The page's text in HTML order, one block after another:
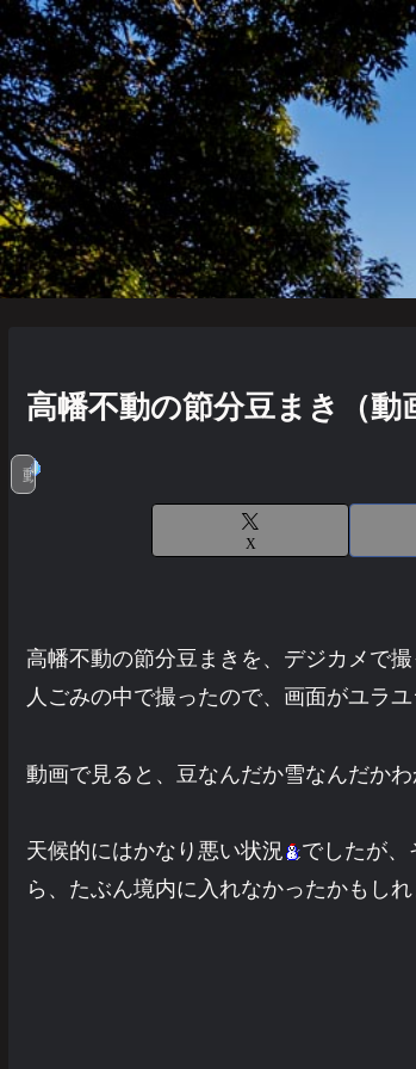
高幡不動の節分豆まき（動
動画あり
X
高幡不動の節分豆まきを、デジカメで
人ごみの中で撮ったので、画面がユラ
動画で見ると、豆なんだか雪なんだか
天候的にはかなり悪い状況
でしたが、
ら、たぶん境内に入れなかったかもし